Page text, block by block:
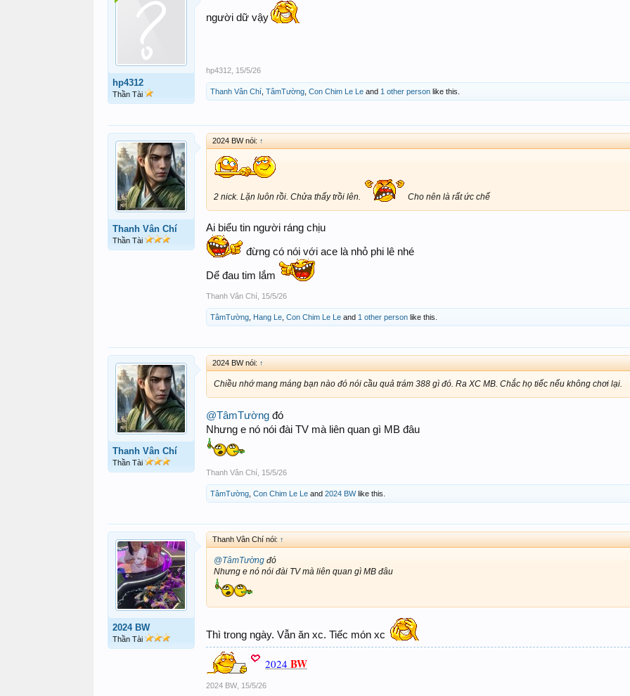
hp4312
Thần Tài
người dữ vậy
hp4312 15/5/26
Thanh Vân Chí TâmTường Con Chim Le Le and 1 other person like this.
Thanh Vân Chí
Thần Tài
2024 BW nói: ↑
2 nick. Lặn luôn rồi. Chửa thấy trồi lên. Cho nên là rất ức chế
Ai biểu tin người ráng chịu
đừng có nói với ace là nhỏ phi lê nhé
Dể đau tim lắm
Thanh Vân Chí 15/5/26
TâmTường Hang Le Con Chim Le Le and 1 other person like this.
Thanh Vân Chí
Thần Tài
2024 BW nói: ↑
Chiều nhớ mang máng bạn nào đó nói cầu quả trám 388 gì đó. Ra XC MB. Chắc họ tiếc nếu không chơi lại.
@TâmTường đó
Nhưng e nó nói đài TV mà liên quan gì MB đâu
Thanh Vân Chí 15/5/26
TâmTường Con Chim Le Le and 2024 BWlike this.
2024 BW
Thần Tài
Thanh Vân Chí nói: ↑
@TâmTường đó
Nhưng e nó nói đài TV mà liên quan gì MB đâu
Thì trong ngày. Vẫn ăn xc. Tiếc món xc
2024 BW
2024 BW 15/5/26